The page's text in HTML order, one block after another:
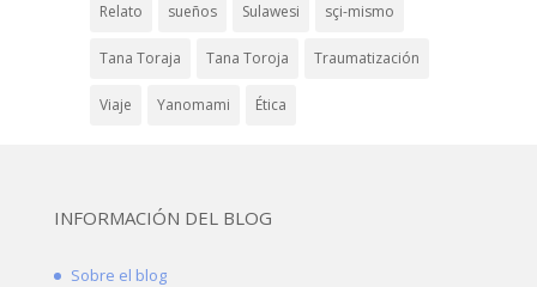
Relato sueños Sulawesi sçi-mismo
Tana Toraja Tana Toroja Traumatización
Viaje Yanomami Ética
INFORMACIÓN DEL BLOG
Sobre el blog